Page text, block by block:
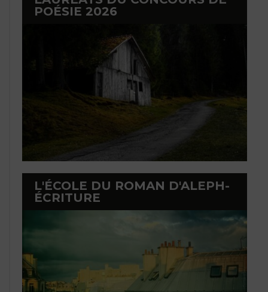
POÉSIE 2026
L'ÉCOLE DU ROMAN D'ALEPH-
ÉCRITURE